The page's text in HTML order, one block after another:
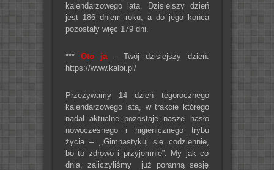
kalendarzowego lata. Dzisiejszy dzień
jest 186 dniem roku, a do jego końca
pozostały więc 179 dni.
*** Oto ja– Twój dzisiejszy dzień:
https://www.kalbi.pl/
Przeżywamy 14 dzień tegorocznego
kalendarzowego lata, w trakcie którego
nadal aktualne pozostaje nasze hasło
nowoczesnego i higienicznego trybu
życia – ,,Gimnastykuj się codziennie,
bo to zdrowo i przyjemnie”. My jak co
dnia, zaliczyliśmy już poranną sesję